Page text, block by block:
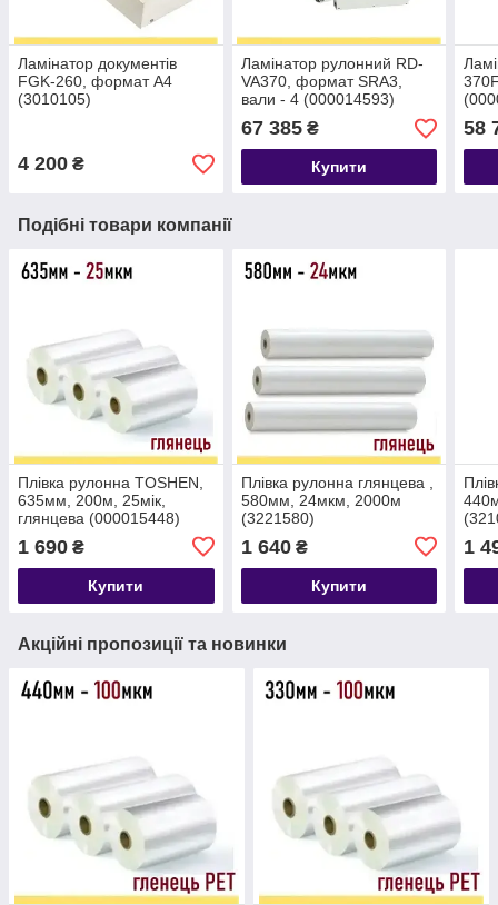
Ламінатор документів
FGK-260, формат А4
(3010105)
4 200 ₴
Ламінатор рулонний RD-
VA370, формат SRA3,
вали - 4 (000014593)
67 385₴
Купити
58
Подібні товари компанії
Плівка рулонна TOSHEN,
635мм, 200м, 25мік,
глянцева (000015448)
1 690 ₴
Купити
Плівка рулонна глянцева ,
580мм, 24мкм, 2000м
(3221580)
1 640₴
Купити
1
Акційні пропозиції та новинки